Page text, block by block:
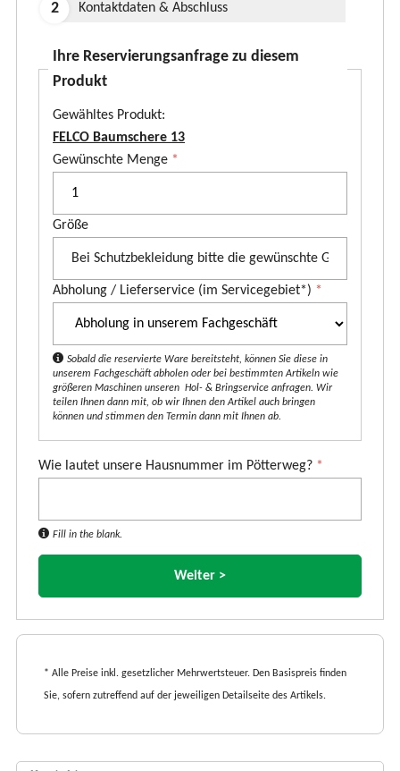
Kontaktdaten & Abschluss
Ihre Reservierungsanfrage zu diesem
Produkt
Gewähltes Produkt:
FELCO Baumschere 13
P
d
t
Gewünschte Menge *
Größe
Abholung / Lieferservice (im Servicegebiet*) *
Sobald die reservierte Ware bereitsteht, können Sie diese in
unserem Fachgeschäft abholen oder bei bestimmten Artikeln wie
größeren Maschinen unseren Hol- & Bringservice anfragen. Wir
teilen Ihnen dann mit, ob wir Ihnen den Artikel auch bringen
können und stimmen den Termin dann mit Ihnen ab.
Wie lautet unsere Hausnummer im Pötterweg? *
Fill in the blank.
* Alle Preise inkl. gesetzlicher Mehrwertsteuer. Den Basispreis finden
Sie, sofern zutreffend auf der jeweiligen Detailseite des Artikels.